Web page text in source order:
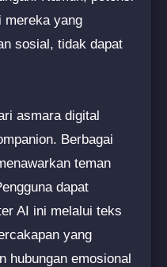
mereka yang
sosial, tidak dapat
asmara digital
Berbagai
teman
dapat
AI ini melalui teks
yang
hubungan emosional